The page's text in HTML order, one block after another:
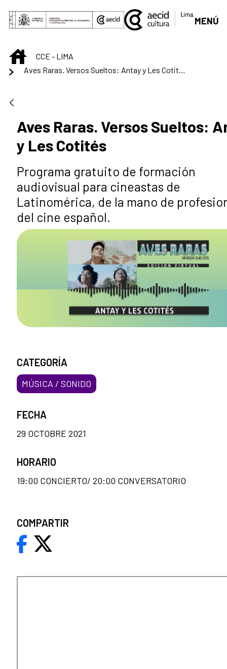
Saut au contenu principal
MENÚ
INICIOCCE - LIMA
Aves Raras. Versos Sueltos: Antay y Les Cotités
Aves Raras. Versos Sueltos:
y Les Cotités
Programa gratuito de formación
audiovisual para cineastas de
Latinomérica, de la mano de
del cine español.
CATEGORÍA
MÚSICA / SONIDO
FECHA
29 OCTOBRE 2021
HORARIO
19:00 CONCIERTO/ 20:00 CONVERSATORIO
COMPARTIR